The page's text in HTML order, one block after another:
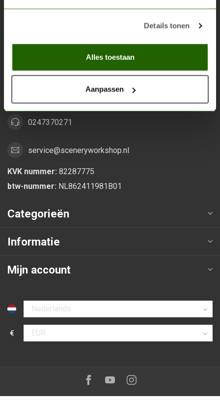
Details tonen
Alles toestaan
Aanpassen
Alles voor je miniature wargaming en scenery
Grootstalselaan 46
0247370271
service@sceneryworkshop.nl
KVK nummer: 82287775
btw-nummer: NL862411981B01
Categorieën
Informatie
Mijn account
Selecteer taal
€
Selecteer valuta
Volg ons op:Facebook
YoutubeInstagram